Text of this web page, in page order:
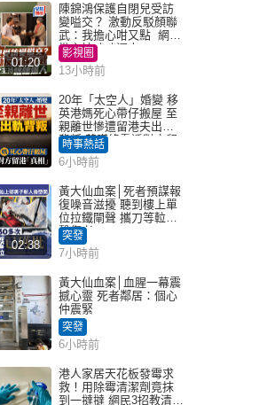
01:20
陳錦鴻保護自閉兒受訪
變嗌交？ 激動反駁顏聯
武：我擔心咁又點 網民
批主持咄咄逼人
影視圈
13小時前
20年「太空人」婚變 移
英港媽死心帶仔搬屋 至
親離世慘遭留港夫出軌
背叛 苦嘆終看透對方留
港「真相」｜Juicy叮
時事熱話
6小時前
02:38
黃大仙血案│死者預謀報
復噪音滋擾 聽到樓上單
位拉鐵閘聲 攜刀等𨋢伏
擊傷者
突發
7小時前
黃大仙血案│血腥一幕震
撼心靈 死者鄰居：個心
仲震緊
突發
6小時前
港人家居天花板發霉求
救！用除霉清潔劑竟抹
到一撻撻 網民3招教清潔